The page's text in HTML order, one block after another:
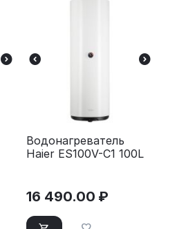
Водонагреватель
Haier ES100V-C1 100L
16 490.00 ₽